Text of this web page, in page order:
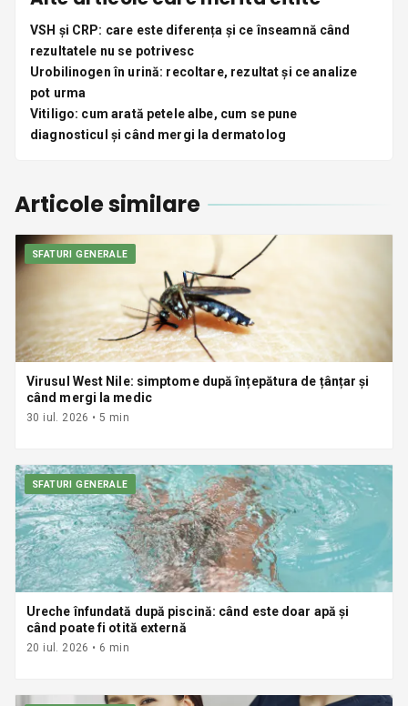
VSH și CRP: care este diferența și ce înseamnă când
rezultatele nu se potrivesc
Urobilinogen în urină: recoltare, rezultat și ce analize
pot urma
Vitiligo: cum arată petele albe, cum se pune
diagnosticul și când mergi la dermatolog
Articole similare
SFATURI GENERALE
Virusul West Nile: simptome după înțepătura de țânțar și
când mergi la medic
30 iul. 2026 •5 min
SFATURI GENERALE
Ureche înfundată după piscină: când este doar apă și
când poate fi otită externă
20 iul. 2026 • 6 min